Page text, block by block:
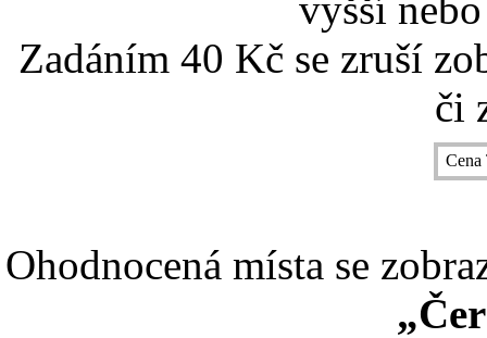
Zadáním 40 Kč se zruší
či
Ohodnocená místa se